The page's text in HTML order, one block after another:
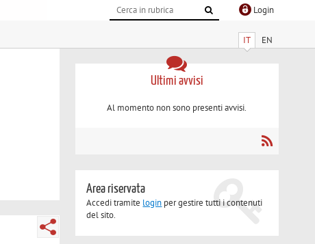
Login
IT EN
Ultimi avvisi
Al momento non sono presenti avvisi.
Area riservata
Accedi tramite login per gestire tutti i contenuti
del sito.